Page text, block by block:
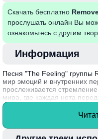
Скачать бесплатно
прослушать онлайн Вы
ознакомьтесь с другим
Информация
Песня "The Feeling" группы
мир эмоций и внутренних
прослеживается
мира, где каждая нота
сочетает в себе
размышления, что создает
борьбы с сомнениями, что
поколения.